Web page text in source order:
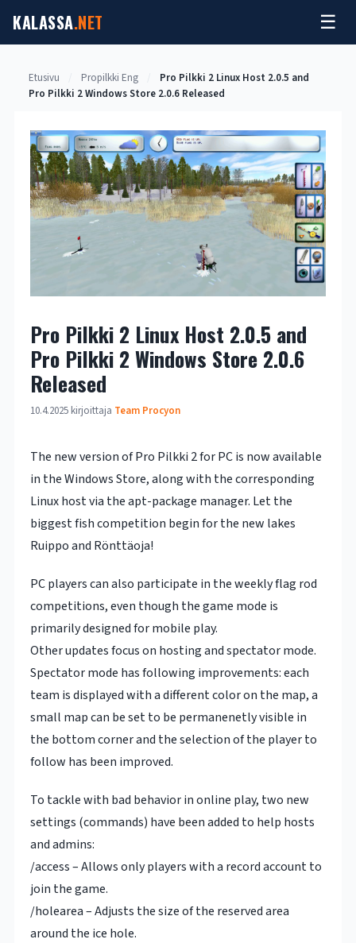
sisältöön
KALASSA.NET ☰
Etusivu Propilkki Eng
Pro Pilkki 2 Linux Host 2.0.5 and
Pro Pilkki 2 Windows Store 2.0.6 Released
Pro Pilkki 2 Linux Host 2.0.5 and
Pro Pilkki 2 Windows Store 2.0.6
Released
10.4.2025 kirjoittaja Team Procyon
The new version of Pro Pilkki 2 for PC is now available
in the Windows Store, along with the corresponding
Linux host via the apt-package manager. Let the
biggest fish competition begin for the new lakes
Ruippo and Rönttäoja!
PC players can also participate in the weekly flag rod
competitions, even though the game mode is
primarily designed for mobile play.
Other updates focus on hosting and spectator mode.
Spectator mode has following improvements: each
team is displayed with a different color on the map, a
small map can be set to be permanenetly visible in
the bottom corner and the selection of the player to
follow has been improved.
To tackle with bad behavior in online play, two new
settings (commands) have been added to help hosts
and admins:
/access – Allows only players with a record account to
join the game.
/holearea – Adjusts the size of the reserved area
around the ice hole.